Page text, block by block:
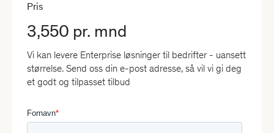
Pris
3,550 pr. mnd
Vi kan levere Enterprise løsninger til bedrifter - uansett
størrelse. Send oss din e-post adresse, så vil vi gi deg
et godt og tilpasset tilbud